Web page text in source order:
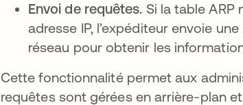
Envoi de requêtes. Si la table ARP
adresse IP, l’expéditeur envoie
réseau pour obtenir les
Cette fonctionnalité permet aux
requêtes sont gérées en arrière-plan